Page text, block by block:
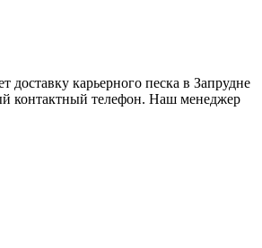
карьерного песка в Запрудне
контактный телефон. Наш менеджер